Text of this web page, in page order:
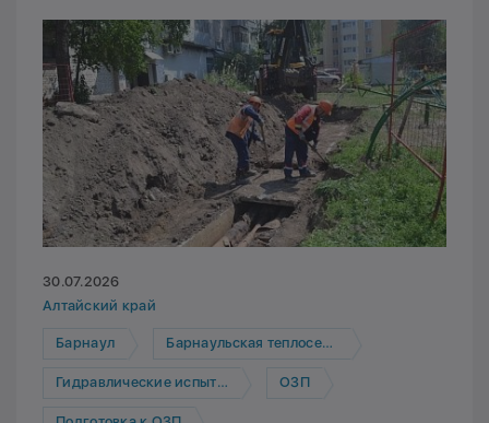
30.07.2026
Алтайский край
Барнаул Барнаульская теплосетевая компания
Гидравлические испытания ОЗП